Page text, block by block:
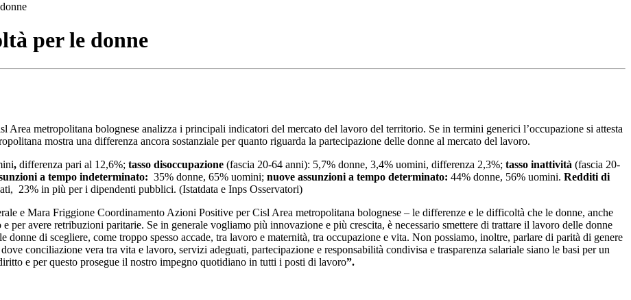
per le donne
Area metropolitana bolognese analizza i principali indicatori del mercato del lavoro del territorio. Se in termini generici l’occupazione si attesta
mostra una differenza ancora sostanziale per quanto riguarda la partecipazione delle donne al mercato del lavoro.
, differenza pari al 12,6%; tasso disoccupazione (fascia 20-64 anni): 5,7% donne, 3,4% uomini, differenza 2,3%; tasso inattività (fascia 20-
a tempo indeterminato: 35% donne, 65% uomini; nuove assunzioni a tempo determinato: 44% donne, 56% uomini. Redditi di
23% in più per i dipendenti pubblici. (Istatdata e Inps Osservatori)
e Mara Friggione Coordinamento Azioni Positive per Cisl Area metropolitana bolognese – le differenze e le difficoltà che le donne, anche
per avere retribuzioni paritarie. Se in generale vogliamo più innovazione e più crescita, è necessario smettere di trattare il lavoro delle donne
donne di scegliere, come troppo spesso accade, tra lavoro e maternità, tra occupazione e vita. Non possiamo, inoltre, parlare di parità di genere
conciliazione vera tra vita e lavoro, servizi adeguati, partecipazione e responsabilità condivisa e trasparenza salariale siano le basi per un
e per questo prosegue il nostro impegno quotidiano in tutti i posti di lavoro”.